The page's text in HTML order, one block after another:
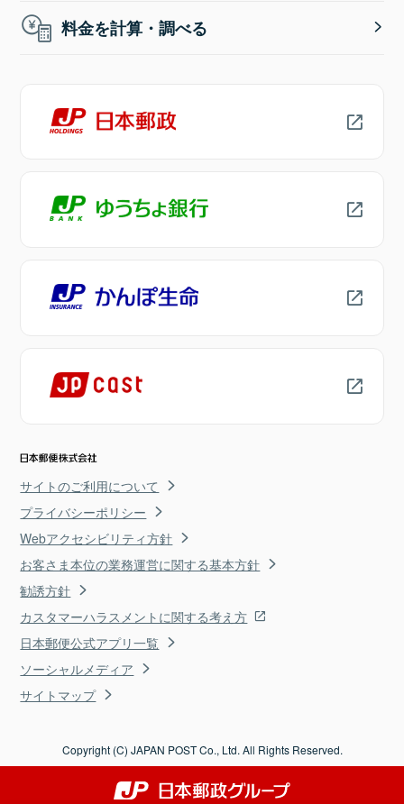
料金を計算・調べる
サイトのご利用について
プライバシーポリシー
Webアクセシビリティ方針
お客さま本位の業務運営に関する基本方針
勧誘方針
カスタマーハラスメントに関する考え方
日本郵便公式アプリ一覧
ソーシャルメディア
サイトマップ
Copyright (C) JAPAN POST Co., Ltd. All Rights Reserved.